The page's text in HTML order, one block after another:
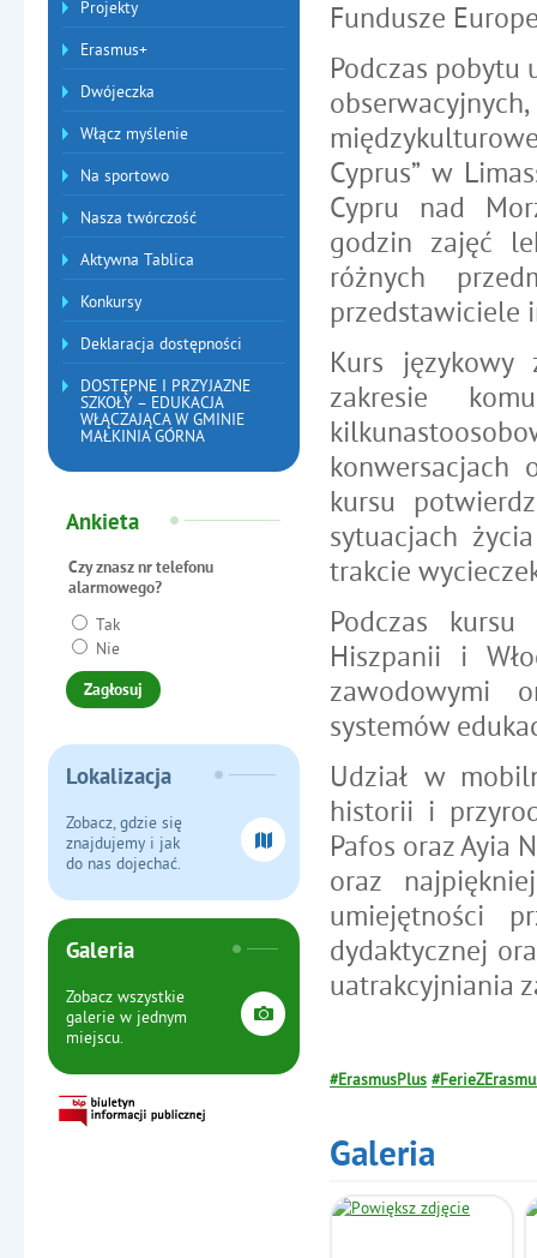
Projekty
Erasmus+
Dwójeczka
Włącz myślenie
Na sportowo
Nasza twórczość
Aktywna Tablica
Konkursy
Deklaracja dostępności
DOSTĘPNE I PRZYJAZNE
SZKOŁY – EDUKACJA
WŁĄCZAJĄCA W GMINIE
MAŁKINIA GÓRNA
Ankieta
Czy znasz nr telefonu
alarmowego?
Tak
Nie
Lokalizacja
Zobacz, gdzie się
znajdujemy i jak
do nas dojechać.
Galeria
Zobacz wszystkie
galerie w jednym
miejscu.
Fundusze
Podczas pobytu
Cyprus” w
Cypru nad
godzin zajęć
różnych
przedstawiciele
Kurs językowy
zakresie
konwersacjach
kursu
sytuacjach
trakcie
Podczas
Hiszpanii i
zawodowymi
systemów
Udział w
historii i
Pafos oraz Ayia
oraz
umiejętności
dydaktycznej
uatrakcyjniania
#ErasmusPlus
Galeria